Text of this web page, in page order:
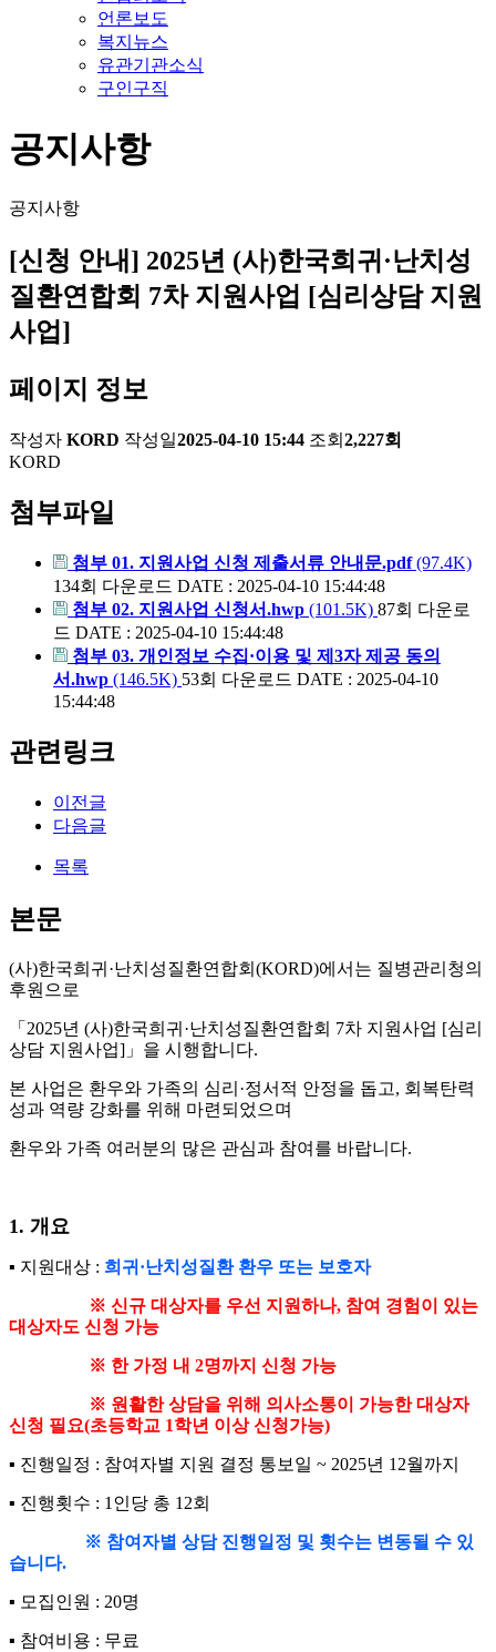
언론보도
복지뉴스
유관기관소식
구인구직
공지사항
공지사항
[신청 안내] 2025년 (사)한국희귀·난치성
질환연합회 7차 지원사업 [심리상담 지원
사업]
페이지 정보
작성자 KORD 작성일2025-04-10 15:44 조회 2,227회
KORD
첨부파일
첨부 01. 지원사업 신청 제출서류 안내문.pdf(97.4K)
134회 다운로드 DATE : 2025-04-10 15:44:48
첨부 02. 지원사업 신청서.hwp (101.5K) 87회 다운로
드 DATE : 2025-04-10 15:44:48
첨부 03. 개인정보 수집·이용 및 제3자 제공 동의
서.hwp (146.5K) 53회 다운로드 DATE : 2025-04-10
15:44:48
관련링크
이전글
다음글
목록
본문
(사)한국희귀 ·난치성질환연합회 (KORD)에서는 질병관리청의
후원으로
「 2025년 (사)한국희귀 ·난치성질환연합회 7차 지원사업 [심리
상담 지원사업] 」 을 시행합니다.
본 사업은 환우와 가족의 심리 ·정서적 안정을 돕고, 회복탄력
성과 역량 강화를 위해 마련되었으며
환우와 가족 여러분의 많은 관심과 참여를 바랍니다.
1. 개요
▪ 지원대상 : 희귀 ·난치성질환 환우 또는 보호자
※ 신규 대상자를 우선 지원하나, 참여 경험이 있는
대상자도 신청 가능
※ 한 가정 내 2명까지 신청 가능
※ 원활한 상담을 위해 의사소통이 가능한 대상자
신청 필요(초등학교 1학년 이상 신청가능)
▪ 진행일정 : 참여자별 지원 결정 통보일 ~ 2025년 12월까지
▪ 진행횟수 : 1인당 총 12회
※ 참여자별 상담 진행일정 및 횟수는 변동될 수 있
습니다.
▪ 모집인원 : 20명
▪ 참여비용 : 무료